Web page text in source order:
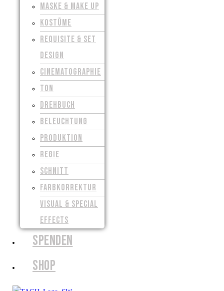
MASKE & MAKE UP
KOSTÜME
REQUISITE & SET
DESIGN
CINEMATOGRAPHIE
TON
DREHBUCH
BELEUCHTUNG
PRODUKTION
REGIE
SCHNITT
FARBKORREKTUR
VISUAL & SPECIAL
EFFECTS
SPENDEN
SHOP